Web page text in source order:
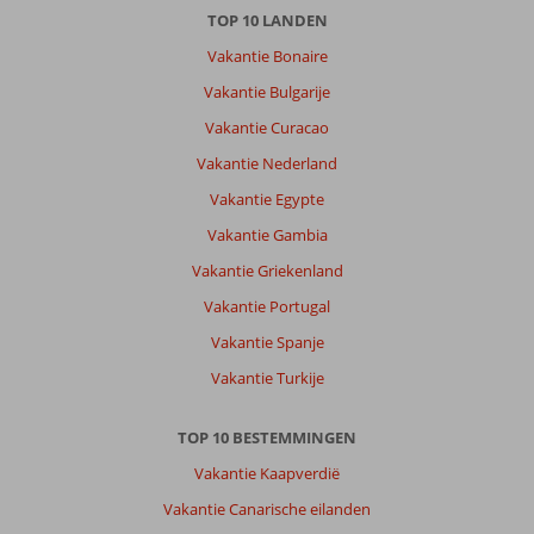
TOP 10 LANDEN
Vakantie Bonaire
Vakantie Bulgarije
Vakantie Curacao
Vakantie Nederland
Vakantie Egypte
Vakantie Gambia
Vakantie Griekenland
Vakantie Portugal
Vakantie Spanje
Vakantie Turkije
TOP 10 BESTEMMINGEN
Vakantie Kaapverdië
Vakantie Canarische eilanden